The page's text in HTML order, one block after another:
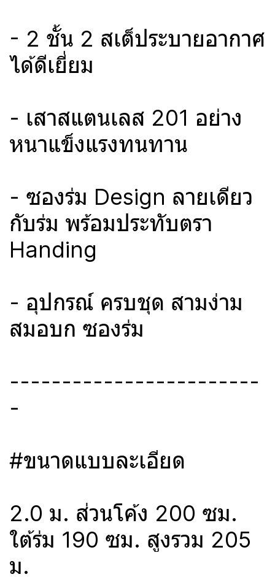
- 2 ชั้น 2 สเต็ประบายอากาศ
ได้ดีเยี่ยม
- เสาสแตนเลส 201 อย่าง
หนาแข็งแรงทนทาน
- ซองร่ม Design ลายเดียว
กับร่ม พร้อมประทับตรา
Handing
- อุปกรณ์ ครบชุด สามง่าม
สมอบก ซองร่ม
------------------------
-
#ขนาดแบบละเอียด
2.0 ม. ส่วนโค้ง 200 ซม.
ใต้ร่ม 190 ซม. สูงรวม 205
ม.